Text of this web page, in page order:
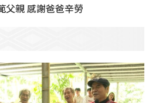
父親 感謝爸爸辛勞